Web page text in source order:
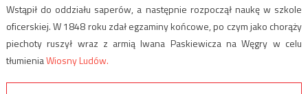
Wstąpił do oddziału saperów, a następnie rozpoczął naukę w szkole
oficerskiej. W 1848 roku zdał egzaminy końcowe, po czym jako chorąży
piechoty ruszył wraz z armią Iwana Paskiewicza na Węgry w celu
tłumieniaWiosny Ludów.